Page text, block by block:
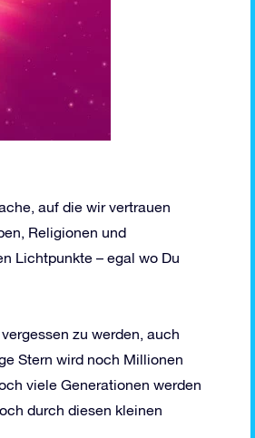
auf die wir vertrauen
Religionen und
Lichtpunkte – egal wo Du
zu werden, auch
Stern wird noch Millionen
viele Generationen werden
durch diesen kleinen